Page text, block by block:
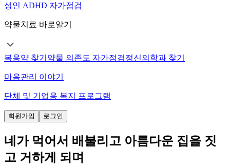
성인 ADHD 자가점검
약물치료 바로알기
복용약 찾기 약물 의존도 자가점검정신의학과 찾기
마음관리 이야기
단체 및 기업용 복지 프로그램
회원가입 로그인
네가 먹어서 배불리고 아름다운 집을 짓
고 거하게 되며